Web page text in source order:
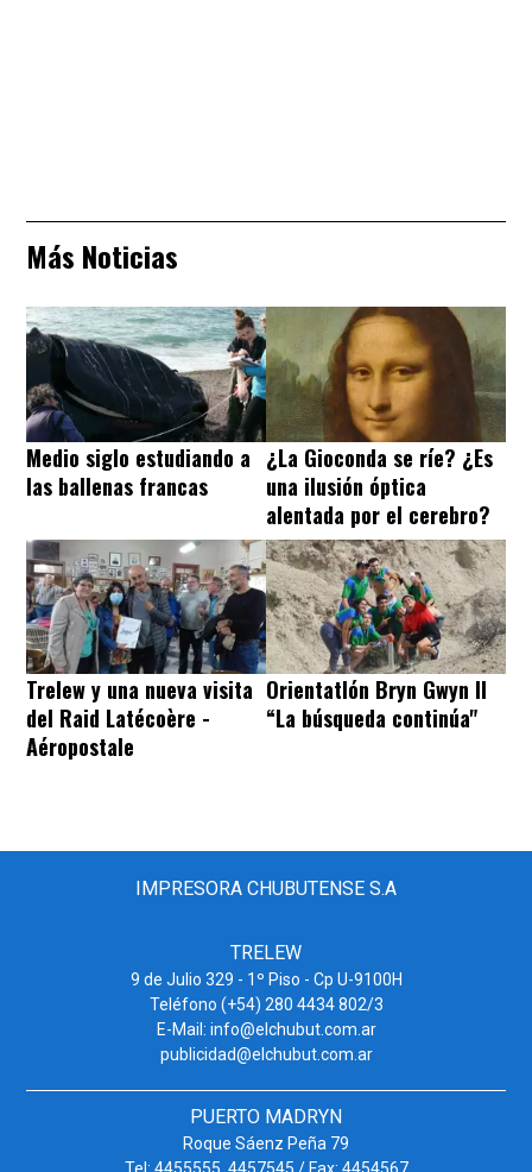
Más Noticias
Medio siglo estudiando a
las ballenas francas
¿La Gioconda se ríe? ¿Es
una ilusión óptica
alentada por el cerebro?
Trelew y una nueva visita
del Raid Latécoère -
Aéropostale
Orientatlón Bryn Gwyn II
“La búsqueda continúa"
IMPRESORA CHUBUTENSE S.A
TRELEW
9 de Julio 329 - 1º Piso - Cp U-9100H
Teléfono (+54) 280 4434 802/3
E-Mail: info@elchubut.com.ar
publicidad@elchubut.com.ar
PUERTO MADRYN
Roque Sáenz Peña 79